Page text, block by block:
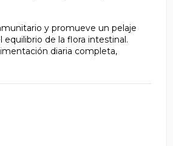
y promueve un pelaje
de la flora intestinal.
diaria completa,